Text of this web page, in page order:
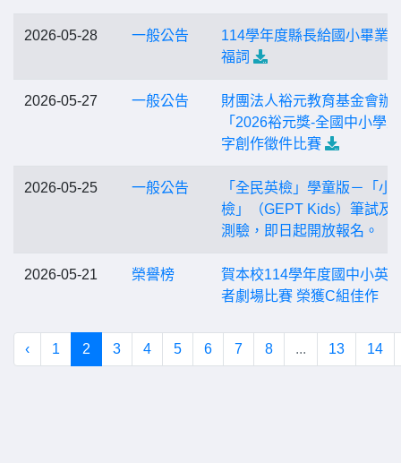
2026-05-28 一般公告
114學年度縣長給國小畢業
福詞
2026-05-27 一般公告
財團法人裕元教育基金會辦
「2026裕元獎-全國中小學
字創作徵件比賽
2026-05-25 一般公告
「全民英檢」學童版－「小
檢」（GEPT Kids）筆試及
測驗，即日起開放報名。
2026-05-21 榮譽榜
賀本校114學年度國中小英
者劇場比賽 榮獲C組佳作
‹ 1 2 3 4 5 6 7 8 ... 13 14